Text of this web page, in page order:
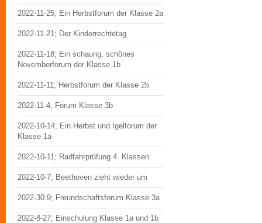
2022-11-25; Ein Herbstforum der Klasse 2a
2022-11-21; Der Kinderrechtetag
2022-11-18; Ein schaurig, schönes
Novemberforum der Klasse 1b
2022-11-11; Herbstforum der Klasse 2b
2022-11-4; Forum Klasse 3b
2022-10-14; Ein Herbst und Igelforum der
Klasse 1a
2022-10-11; Radfahrprüfung 4. Klassen
2022-10-7; Beethoven zieht wieder um
2022-30.9; Freundschaftsforum Klasse 3a
2022-8-27; Einschulung Klasse 1a und 1b